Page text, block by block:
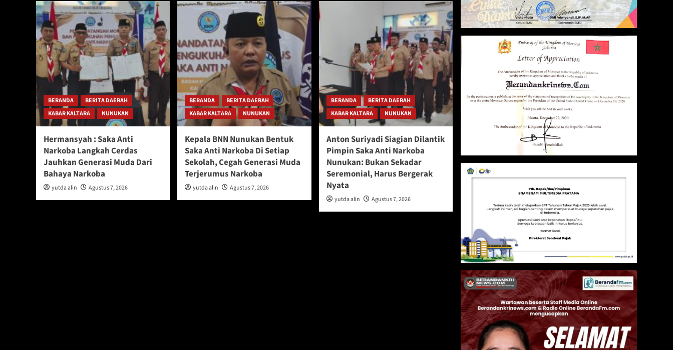
BERANDA
BERITA DAERAH
KABAR KALTARA
NUNUKAN
Hermansyah : Saka Anti
Narkoba Langkah Cerdas
Jauhkan Generasi Muda Dari
Bahaya Narkoba
yutda alin Agustus 7, 2026
BERANDA
BERITA DAERAH
KABAR KALTARA
NUNUKAN
Kepala BNN Nunukan Bentuk
Saka Anti Narkoba Di Setiap
Sekolah, Cegah Generasi Muda
Terjerumus Narkoba
yutda alin Agustus 7, 2026
BERANDA
BERITA DAERAH
KABAR KALTARA
NUNUKAN
Anton Suriyadi Siagian Dilantik
Pimpin Saka Anti Narkoba
Nunukan: Bukan Sekadar
Seremonial, Harus Bergerak
Nyata
yutda alin Agustus 7, 2026